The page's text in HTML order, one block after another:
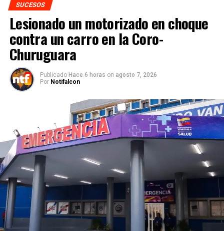
SUCESOS
Lesionado un motorizado en choque
contra un carro en la Coro-
Churuguara
Publicado Hace 6 horas on agosto 7, 2026
Por Notifalcon